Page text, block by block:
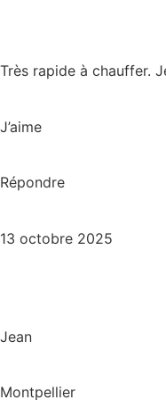
Très rapide à chauffer.
J’aime
Répondre
13 octobre 2025
Jean
Montpellier